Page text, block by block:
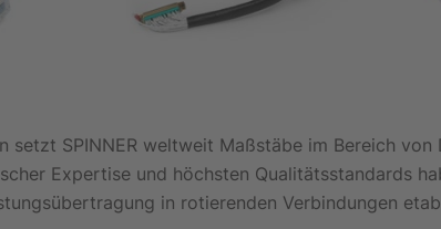
setzt SPINNER weltweit Maßstäbe im Bereich von
Expertise und höchsten Qualitätsstandards
in rotierenden Verbindungen